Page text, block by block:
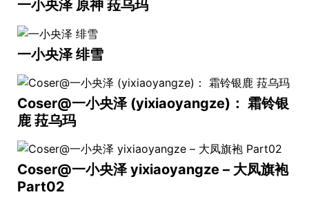
一小央泽 原神 菈乌玛
一小央泽 绯雪
Coser@一小央泽 (yixiaoyangze)： 霜铃银
鹿 菈乌玛
Coser@一小央泽 yixiaoyangze – 大凤旗袍
Part02